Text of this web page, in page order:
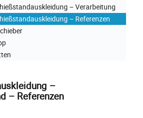
– Verarbeitung
– Referenzen
–
– Referenzen